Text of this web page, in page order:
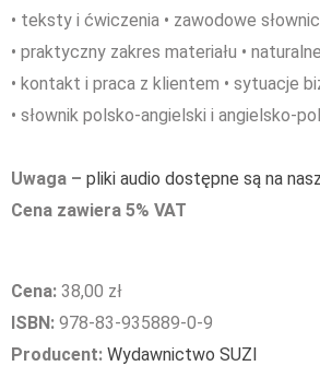
• teksty i ćwiczenia • zawodowe
• praktyczny zakres materiału •
• kontakt i praca z klientem • sytuacje
• słownik polsko-angielski i angielsko-
Uwaga – pliki audio dostępne są na
Cena zawiera 5% VAT
Cena: 38,00 zł
ISBN: 978-83-935889-0-9
Producent: Wydawnictwo SUZI